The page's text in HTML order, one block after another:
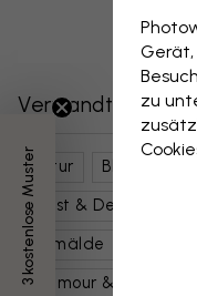
Verwandte
Natur Blumen
Kunst & Design
Gemälde
Glamour & Luxus
3 kostenlose Muster
Gerät,
zu